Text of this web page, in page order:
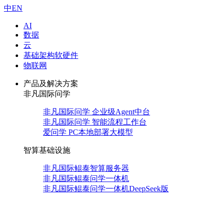
中EN
AI
数据
云
基础架构软硬件
物联网
产品及解决方案
非凡国际问学
非凡国际问学 企业级Agent中台
非凡国际问学 智能流程工作台
爱问学 PC本地部署大模型
智算基础设施
非凡国际鲲泰智算服务器
非凡国际鲲泰问学一体机
非凡国际鲲泰问学一体机DeepSeek版